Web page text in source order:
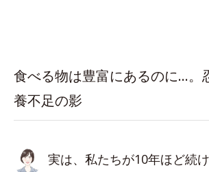
食べる物は豊富にあるのに…。
養不足の影
実は、私たちが10年ほど続